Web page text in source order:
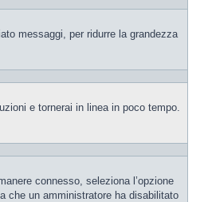
messaggi, per ridurre la grandezza
e tornerai in linea in poco tempo.
connesso, seleziona l’opzione
che un amministratore ha disabilitato